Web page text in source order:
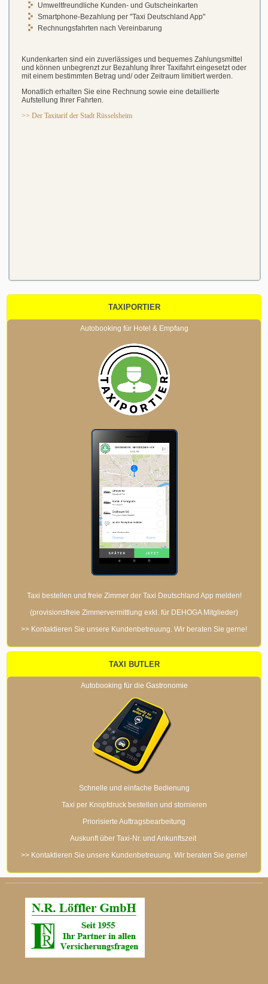
Umweltfreundliche Kunden- und Gutscheinkarten
Smartphone-Bezahlung per "Taxi Deutschland App"
Rechnungsfahrten nach Vereinbarung
Kundenkarten sind ein zuverlässiges und bequemes Zahlungsmittel
und können unbegrenzt zur Bezahlung Ihrer Taxifahrt eingesetzt oder
mit einem bestimmten Betrag und/ oder Zeitraum limitiert werden.
Monatlich erhaltenSie eine Rechnung sowie eine detaillierte
Aufstellung Ihrer Fahrten.
>> Der Taxitarif der Stadt Rüsselsheim
TAXIPORTIER
Autobooking für Hotel & Empfang
Taxi bestellen und freie Zimmer der Taxi Deutschland App melden!
(provisionsfreie Zimmervermittlung exkl. für DEHOGA Mitglieder)
>> Kontaktieren Sie unsere Kundenbetreuung. Wir beraten Sie gerne!
TAXI BUTLER
Autobooking für die Gastronomie
Schnelle und einfache Bedienung
Taxi per Knopfdruck bestellen und stornieren
Priorisierte Auftragsbearbeitung
Auskunft über Taxi-Nr. und Ankunftszeit
>> Kontaktieren Sie unsere Kundenbetreuung. Wir beraten Sie gerne!